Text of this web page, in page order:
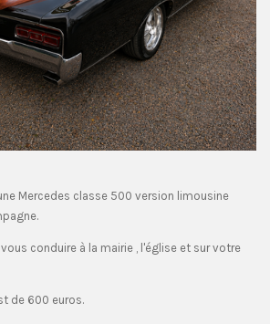
Mercedes classe 500 version limousine
conduire à la mairie , l'église et sur votre
de 600 euros.